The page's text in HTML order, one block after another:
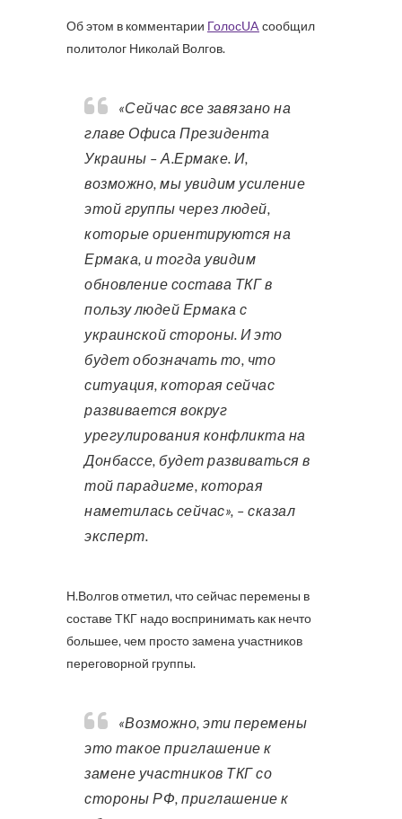
Об этом в комментарии ГолосUA сообщил
политолог Николай Волгов.
«Сейчас все завязано на
главе Офиса Президента
Украины – А.Ермаке. И,
возможно, мы увидим усиление
этой группы через людей,
которые ориентируются на
Ермака, и тогда увидим
обновление состава ТКГ в
пользу людей Ермака с
украинской стороны. И это
будет обозначать то, что
ситуация, которая сейчас
развивается вокруг
урегулирования конфликта на
Донбассе, будет развиваться в
той парадигме, которая
наметилась сейчас», – сказал
эксперт.
Н.Волгов отметил, что сейчас перемены в
составе ТКГ надо воспринимать как нечто
большее, чем просто замена участников
переговорной группы.
«Возможно, эти перемены
это такое приглашение к
замене участников ТКГ со
стороны РФ, приглашение к